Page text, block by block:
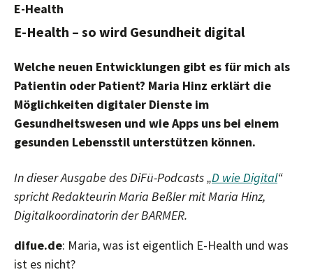
E-Health
E-Health – so wird Gesundheit digital
Welche neuen Entwicklungen gibt es für mich als
Patientin oder Patient? Maria Hinz erklärt die
Möglichkeiten digitaler Dienste im
Gesundheitswesen und wie Apps uns bei einem
gesunden Lebensstil unterstützen können.
In dieser Ausgabe des DiFü-Podcasts „D wie Digital“
spricht Redakteurin Maria Beßler mit Maria Hinz,
Digitalkoordinatorin der BARMER.
difue.de: Maria, was ist eigentlich E-Health und was
ist es nicht?